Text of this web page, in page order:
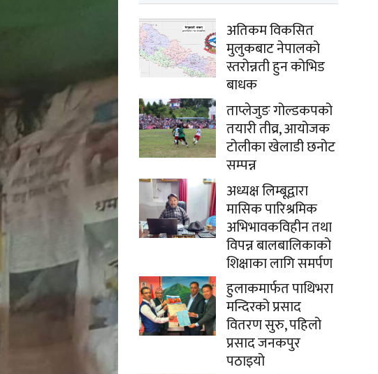
अतिकम विकसित
मुलुकबाट नेपालको
स्तरोन्नती हुन कोभिड
बाधक
ताप्लेजुङ गोल्डकपको
तयारी तीव्र, आयोजक
टोलीका खेलाडी छनोट
सम्पन्न
अध्यक्ष लिम्बूद्वारा
मासिक पारिश्रमिक
अभिभावकविहीन तथा
विपन्न बालबालिकाको
शिक्षाका लागि समर्पण
हुलाकमार्फत पाथिभरा
मन्दिरको प्रसाद
वितरण सुरु, पहिलो
प्रसाद जनकपुर
पठाइयो